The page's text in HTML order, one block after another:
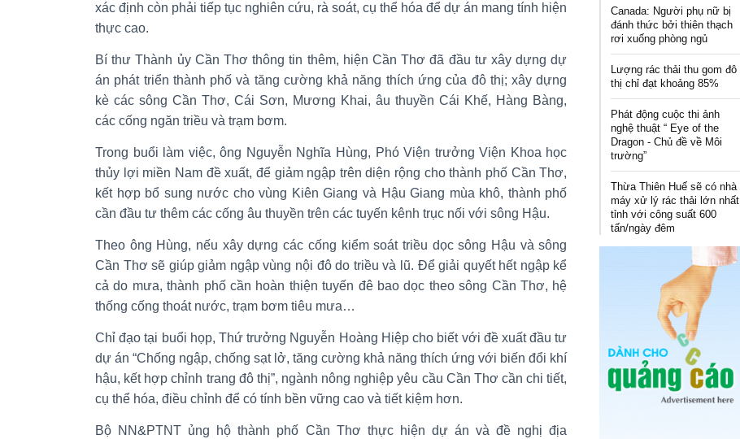
xác định còn phải tiếp tục nghiên cứu, rà soát, cụ thể hóa để dự án mang tính hiện
thực cao.
Bí thư Thành ủy Cần Thơ thông tin thêm, hiện Cần Thơ đã đầu tư xây dựng dự
án phát triển thành phố và tăng cường khả năng thích ứng của đô thị; xây dựng
kè các sông Cần Thơ, Cái Sơn, Mương Khai, âu thuyền Cái Khế, Hàng Bàng,
các cống ngăn triều và trạm bơm.
Trong buổi làm việc, ông Nguyễn Nghĩa Hùng, Phó Viện trưởng Viện Khoa học
thủy lợi miền Nam đề xuất, để giảm ngập trên diện rộng cho thành phố Cần Thơ,
kết hợp bổ sung nước cho vùng Kiên Giang và Hậu Giang mùa khô, thành phố
cần đầu tư thêm các cống âu thuyền trên các tuyến kênh trục nối với sông Hậu.
Theo ông Hùng, nếu xây dựng các cống kiểm soát triều dọc sông Hậu và sông
Cần Thơ sẽ giúp giảm ngập vùng nội đô do triều và lũ. Để giải quyết hết ngập kể
cả do mưa, thành phố cần hoàn thiện tuyến đê bao dọc theo sông Cần Thơ, hệ
thống cống thoát nước, trạm bơm tiêu mưa…
Chỉ đạo tại buổi họp, Thứ trưởng Nguyễn Hoàng Hiệp cho biết với đề xuất đầu tư
dự án “Chống ngập, chống sạt lở, tăng cường khả năng thích ứng với biến đổi khí
hậu, kết hợp chỉnh trang đô thị”, ngành nông nghiệp yêu cầu Cần Thơ cần chi tiết,
cụ thể hóa, điều chỉnh để có tính bền vững cao và tiết kiệm hơn.
Bộ NN&PTNT ủng hộ thành phố Cần Thơ thực hiện dự án và đề nghị địa
Canada: Người phụ nữ bị
đánh thức bởi thiên thạch
rơi xuống phòng ngủ
Lượng rác thải thu gom đô
thị chỉ đạt khoảng 85%
Phát động cuộc thi ảnh
nghệ thuật “ Eye of the
Dragon - Chủ đề về Môi
trường”
Thừa Thiên Huế sẽ có nhà
máy xử lý rác thải lớn nhất
tỉnh với công suất 600
tấn/ngày đêm